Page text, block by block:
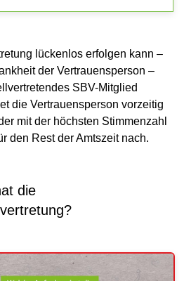
lückenlos erfolgen kann –
der Vertrauensperson –
SBV-Mitglied
die Vertrauensperson vorzeitig
mit der höchsten Stimmenzahl
den Rest der Amtszeit nach.
die